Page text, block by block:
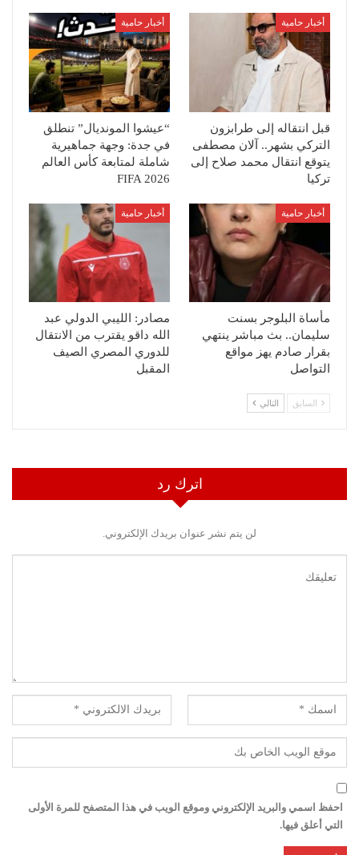
أخبار حامية
قبل انتقاله إلى طرابزون
التركي بشهر.. آلان مصطفى
يتوقع انتقال محمد صلاح إلى
تركيا
أخبار حامية
“عيشوا المونديال” تنطلق
في جدة: وجهة جماهيرية
شاملة لمتابعة كأس العالم
FIFA 2026
أخبار حامية
مأساة البلوجر بسنت
سليمان.. بث مباشر ينتهي
بقرار صادم يهز مواقع
التواصل
أخبار حامية
مصادر: الليبي الدولي عبد
الله داقو يقترب من الانتقال
للدوري المصري الصيف
المقبل
السابق التالي
اترك رد
لن يتم نشر عنوان بريدك الإلكتروني.
احفظ اسمي والبريد الإلكتروني وموقع الويب في هذا المتصفح للمرة الأولى
التي أعلق فيها.